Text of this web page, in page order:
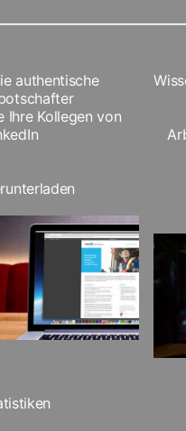
authentische
Ihre Kollegen von